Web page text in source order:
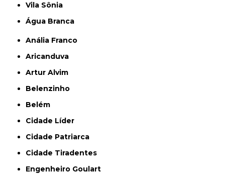
Vila Sônia
Água Branca
Anália Franco
Aricanduva
Artur Alvim
Belenzinho
Belém
Cidade Líder
Cidade Patriarca
Cidade Tiradentes
Engenheiro Goulart